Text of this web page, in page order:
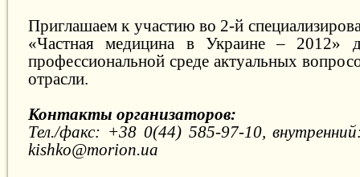
Приглашаем к участию во 2-й
«Частная медицина в Украине – 2012»
профессиональной среде актуальных
отрасли.
Контакты организаторов:
Тел./факс: +38 0(44) 585-97-10,
kishko@morion.ua